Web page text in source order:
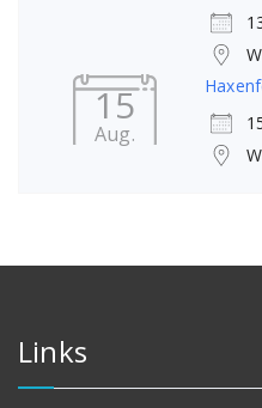
15
Aug.
Links